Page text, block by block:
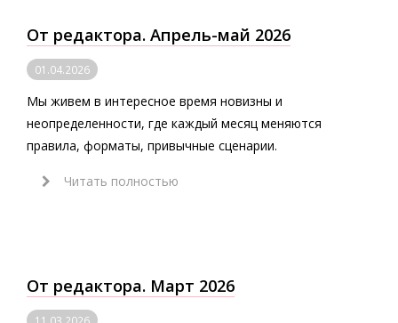
От редактора. Апрель-май 2026
01.04.2026
Мы живем в интересное время новизны и
неопределенности, где каждый месяц меняются
правила, форматы, привычные сценарии.
Читать полностью
От редактора. Март 2026